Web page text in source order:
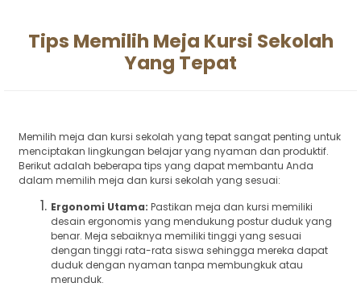
Tips Memilih Meja Kursi Sekolah
Yang Tepat
Memilih meja dan kursi sekolah yang tepat sangat penting untuk
menciptakan lingkungan belajar yang nyaman dan produktif.
Berikut adalah beberapa tips yang dapat membantu Anda
dalam memilih meja dan kursi sekolah yang sesuai:
Ergonomi Utama: Pastikan meja dan kursi memiliki
desain ergonomis yang mendukung postur duduk yang
benar. Meja sebaiknya memiliki tinggi yang sesuai
dengan tinggi rata-rata siswa sehingga mereka dapat
duduk dengan nyaman tanpa membungkuk atau
merunduk.